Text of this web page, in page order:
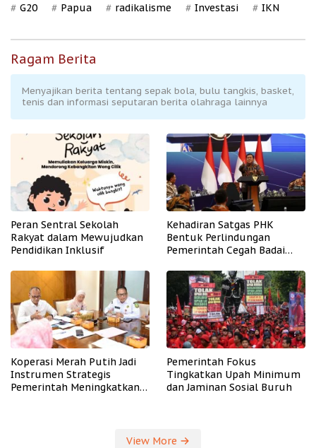
G20 Papua radikalisme Investasi IKN
Ragam Berita
Menyajikan berita tentang sepak bola, bulu tangkis, basket,
tenis dan informasi seputaran berita olahraga lainnya
Peran Sentral Sekolah
Rakyat dalam Mewujudkan
Pendidikan Inklusif
Kehadiran Satgas PHK
Bentuk Perlindungan
Pemerintah Cegah Badai
Koperasi Merah Putih Jadi
Instrumen Strategis
Pemerintah Meningkatkan
Pemerintah Fokus
Tingkatkan Upah Minimum
dan Jaminan Sosial Buruh
View More